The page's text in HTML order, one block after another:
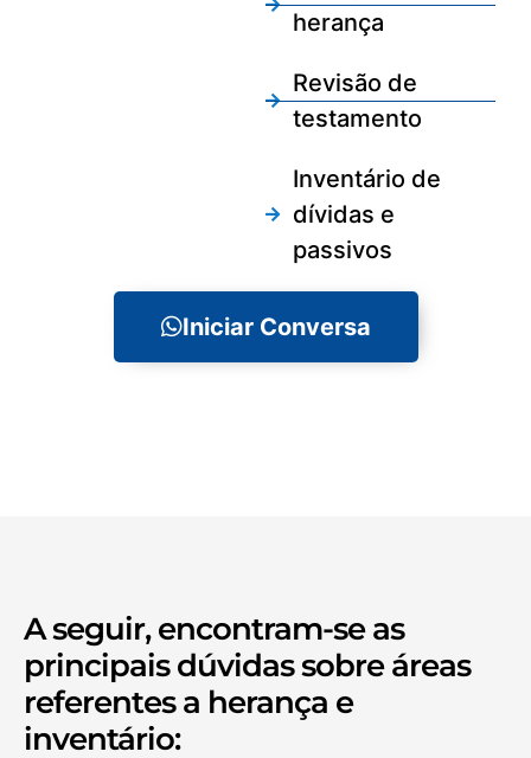
herança
Revisão de
testamento
Inventário de
dívidas e
passivos
Iniciar Conversa
A seguir, encontram-se as
principais dúvidas sobre áreas
referentes a herança e
inventário: